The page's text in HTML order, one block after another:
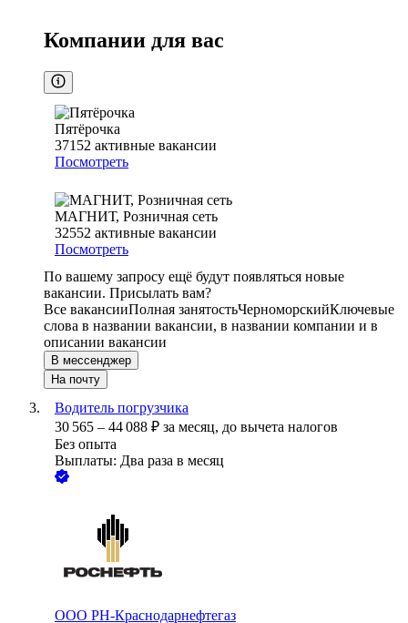
Компании для вас
Пятёрочка
37152 активные вакансии
Посмотреть
МАГНИТ, Розничная сеть
32552 активные вакансии
Посмотреть
По вашему запросу ещё будут появляться новые
вакансии. Присылать вам?
Все вакансииПолная занятостьЧерноморскийКлючевые
слова в названии вакансии, в названии компании и в
описании вакансии
В мессенджер
На почту
Водитель погрузчика
30 565 – 44 088 ₽ за месяц, до вычета налогов
Без опыта
Выплаты: Два раза в месяц
ООО РН-Краснодарнефтегаз